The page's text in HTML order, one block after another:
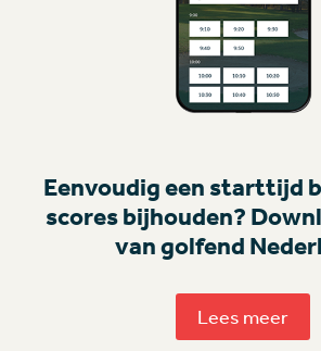
Eenvoudig een starttijd
scores bijhouden?
van golfend
Lees meer